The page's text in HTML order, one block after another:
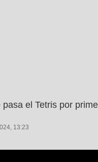
pasa el Tetris por
13:23